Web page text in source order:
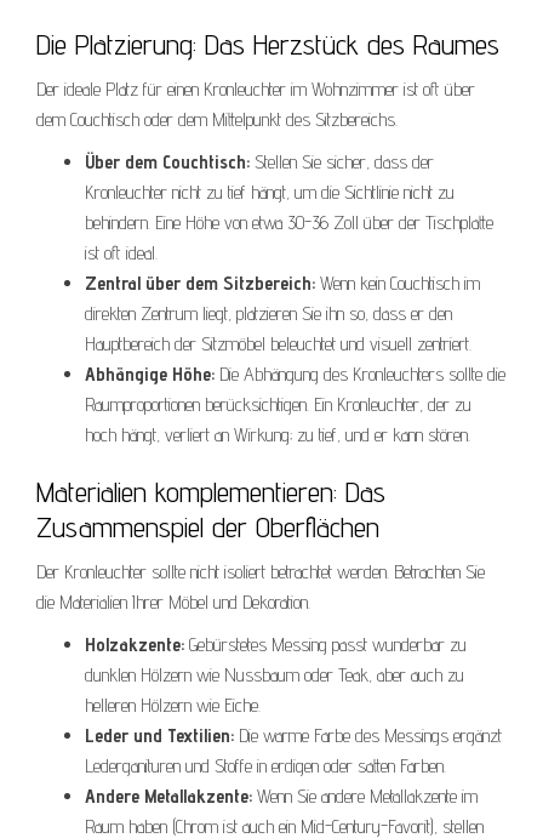
Die Platzierung: Das Herzstück des Raumes
Der ideale Platz für einen Kronleuchter im Wohnzimmer ist oft über
dem Couchtisch oder dem Mittelpunkt des Sitzbereichs.
Über dem Couchtisch: Stellen Sie sicher, dass der
Kronleuchter nicht zu tief hängt, um die Sichtlinie nicht zu
behindern. Eine Höhe von etwa 30-36 Zoll über der Tischplatte
ist oft ideal.
Zentral über dem Sitzbereich: Wenn kein Couchtisch im
direkten Zentrum liegt, platzieren Sie ihn so, dass er den
Hauptbereich der Sitzmöbel beleuchtet und visuell zentriert.
Abhängige Höhe: Die Abhängung des Kronleuchters sollte die
Raumproportionen berücksichtigen. Ein Kronleuchter, der zu
hoch hängt, verliert an Wirkung; zu tief, und er kann stören.
Materialien komplementieren: Das
Zusammenspiel der Oberflächen
Der Kronleuchter sollte nicht isoliert betrachtet werden. Betrachten Sie
die Materialien Ihrer Möbel und Dekoration.
Holzakzente: Gebürstetes Messing passt wunderbar zu
dunklen Hölzern wie Nussbaum oder Teak, aber auch zu
helleren Hölzern wie Eiche.
Leder und Textilien: Die warme Farbe des Messings ergänzt
Lederganituren und Stoffe in erdigen oder satten Farben.
Andere Metallakzente: Wenn Sie andere Metallakzente im
Raum haben (Chrom ist auch ein Mid-Century-Favorit), stellen